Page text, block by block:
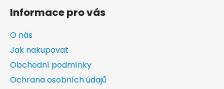
Informace pro vás
O nás
Jak nakupovat
Obchodní podmínky
Ochrana osobních údajů